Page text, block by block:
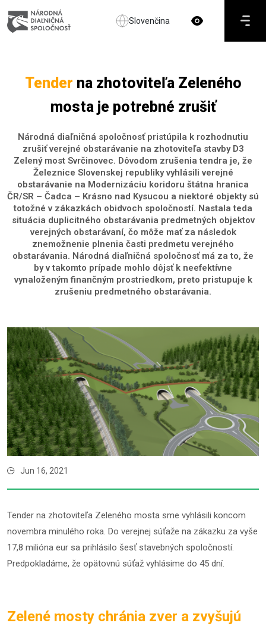
Slovenčina
Tender na zhotoviteľa Zeleného
mosta je potrebné zrušiť
Národná diaľničná spoločnosť pristúpila k rozhodnutiu
zrušiť verejné obstarávanie na zhotoviteľa stavby D3
Zelený most Svrčinovec. Dôvodom zrušenia tendra je, že
Železnice Slovenskej republiky vyhlásili verejné
obstarávanie na Modernizáciu koridoru štátna hranica
ČR/SR – Čadca – Krásno nad Kysucou a niektoré objekty sú
totožné v zákazkách obidvoch spoločností. Nastala teda
situácia duplicitného obstarávania predmetných objektov
verejných obstarávaní, čo môže mať za následok
znemožnenie plnenia časti predmetu verejného
obstarávania. Národná diaľničná spoločnosť má za to, že
by v takomto prípade mohlo dôjsť k neefektívne
vynaloženým finančným prostriedkom, preto pristupuje k
zrušeniu predmetného obstarávania.
Jun 16, 2021
Tender na zhotoviteľa Zeleného mosta sme vyhlásili koncom
novembra minulého roka. Do verejnej súťaže na zákazku za vyše
17,8 milióna eur sa prihlásilo šesť stavebných spoločností.
Predpokladáme, že opätovnú súťaž vyhlásime do 45 dní.
Zelené mosty chránia zver a zvyšujú